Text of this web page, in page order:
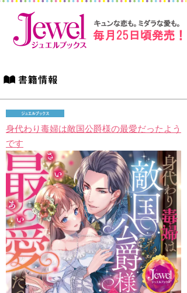
身代わり毒婦は敵国公爵様の最愛だったよう
です